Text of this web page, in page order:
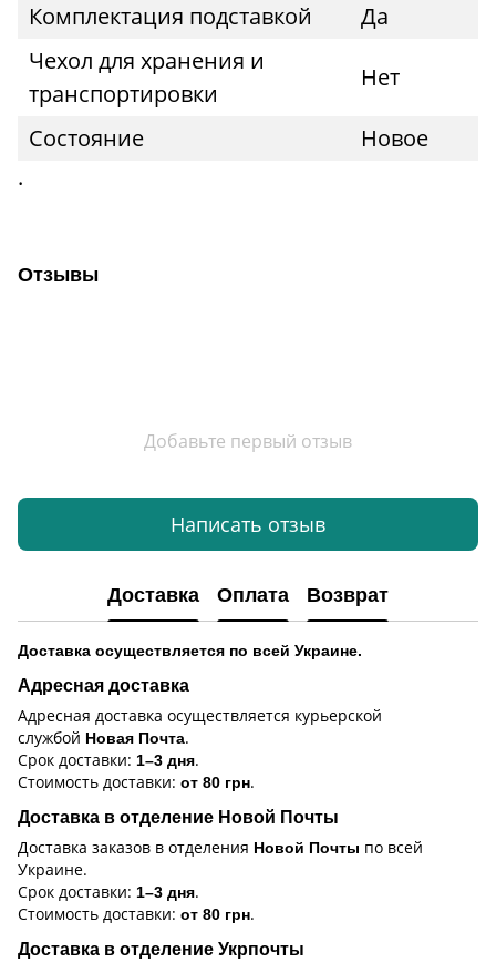
Комплектация подставкой
Да
Чехол для хранения и
транспортировки
Нет
Состояние
Новое
.
Отзывы
Добавьте первый отзыв
Написать отзыв
Доставка Оплата Возврат
Доставка осуществляется по всей Украине.
Адресная доставка
Адресная доставка осуществляется курьерской
службой Новая Почта.
Срок доставки: 1–3 дня.
Стоимость доставки: от 80 грн.
Доставка в отделение Новой Почты
Доставка заказов в отделения Новой Почты по всей
Украине.
Срок доставки: 1–3 дня.
Стоимость доставки: от 80 грн.
Доставка в отделение Укрпочты